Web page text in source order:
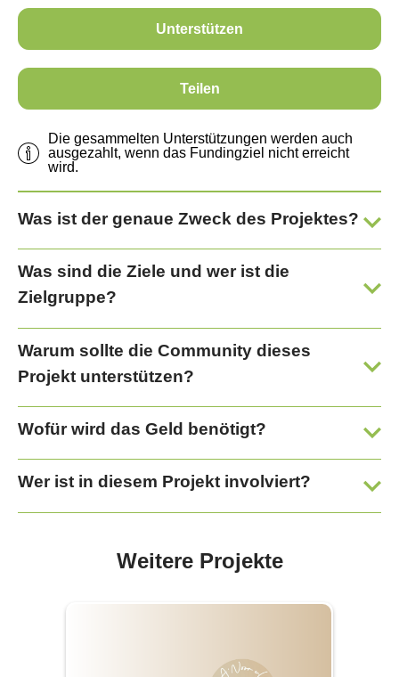
Unterstützen
Teilen
Die gesammelten Unterstützungen werden auch
ausgezahlt, wenn das Fundingziel nicht erreicht
wird.
Was ist der genaue Zweck des Projektes?
Was sind die Ziele und wer ist die
Zielgruppe?
Warum sollte die Community dieses
Projekt unterstützen?
Wofür wird das Geld benötigt?
Wer ist in diesem Projekt involviert?
Weitere Projekte